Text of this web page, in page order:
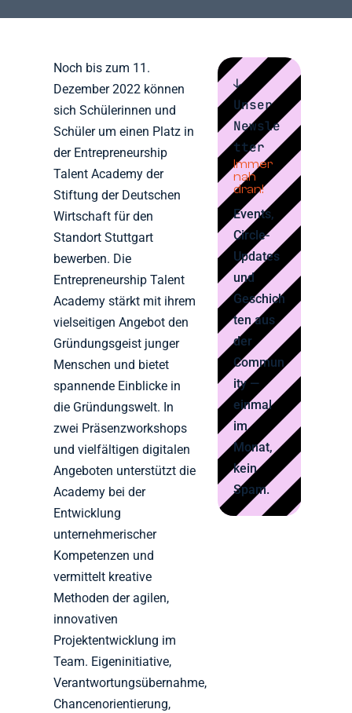
Noch bis zum 11.
Dezember 2022 können
sich Schülerinnen und
Schüler um einen Platz in
der Entrepreneurship
Talent Academy der
Stiftung der Deutschen
Wirtschaft für den
Standort Stuttgart
bewerben. Die
Entrepreneurship Talent
Academy stärkt mit ihrem
vielseitigen Angebot den
Gründungsgeist junger
Menschen und bietet
spannende Einblicke in
die Gründungswelt. In
zwei Präsenzworkshops
und vielfältigen digitalen
Angeboten unterstützt die
Academy bei der
Entwicklung
unternehmerischer
Kompetenzen und
vermittelt kreative
Methoden der agilen,
innovativen
Projektentwicklung im
Team. Eigeninitiative,
Verantwortungsübernahme,
Chancenorientierung,
↓
Unser
Newsle
tter
Immer
nah
dran!
Events,
Circle-
Updates
und
Geschich
ten aus
der
Commun
ity —
einmal
im
Monat,
kein
Spam.